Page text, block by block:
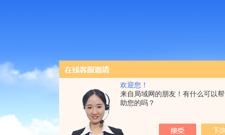
欢迎您！
来自局域网的朋友！有什么可以帮
助您的吗？